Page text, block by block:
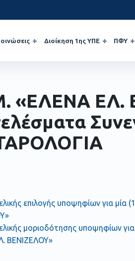
Διοίκηση 1ης ΥΠΕ ΠΦΥ
«ΕΛΕΝΑ ΕΛ.
επιλογής υποψηφίων για
μοριοδότησης υποψηφίων
ΒΕΝΙΖΕΛΟΥ»